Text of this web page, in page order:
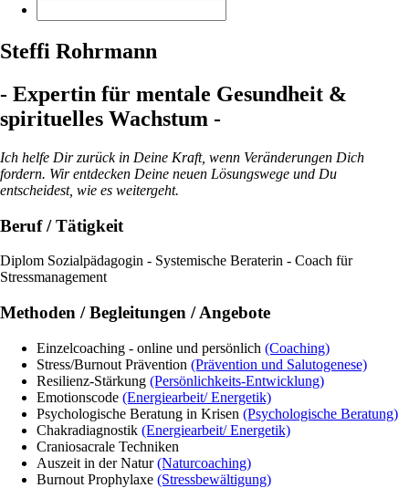
Steffi Rohrmann
- Expertin für mentale Gesundheit &
spirituelles Wachstum -
Ich helfe Dir zurück in Deine Kraft, wenn Veränderungen Dich
fordern. Wir entdecken Deine neuen Lösungswege und Du
entscheidest, wie es weitergeht.
Beruf / Tätigkeit
Diplom Sozialpädagogin - Systemische Beraterin - Coach für
Stressmanagement
Methoden / Begleitungen / Angebote
Einzelcoaching - online und persönlich (Coaching)
Stress/Burnout Prävention (Prävention und Salutogenese)
Resilienz-Stärkung (Persönlichkeits-Entwicklung)
Emotionscode (Energiearbeit/ Energetik)
Psychologische Beratung in Krisen (Psychologische Beratung)
Chakradiagnostik (Energiearbeit/ Energetik)
Craniosacrale Techniken
Auszeit in der Natur(Naturcoaching)
Burnout Prophylaxe (Stressbewältigung)